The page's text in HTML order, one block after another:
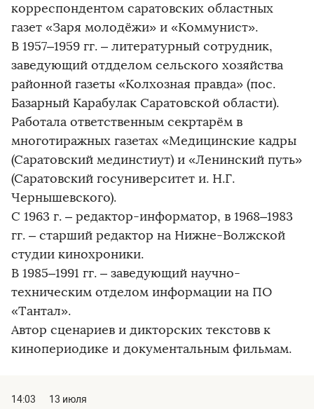
корреспондентом саратовских областных
газет «Заря молодёжи» и «Коммунист».
В 1957–1959 гг. – литературный сотрудник,
заведующий отдделом сельского хозяйства
районной газеты «Колхозная правда» (пос.
Базарный Карабулак Саратовской области).
Работала ответственным секртарём в
многотиражных газетах «Медицинские кадры
(Саратовский мединстиут) и «Ленинский путь»
(Саратовский госуниверситет и. Н.Г.
Чернышевского).
С 1963 г. – редактор-информатор, в 1968–1983
гг. – старший редактор на Нижне-Волжской
студии кинохроники.
В 1985–1991 гг. – заведующий научно-
техническим отделом информации на ПО
«Тантал».
Автор сценариев и дикторских текстовв к
кинопериодике и документальным фильмам.
14:03
13 июля